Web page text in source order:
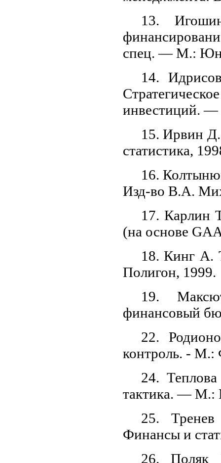
13.
спец. — М.:
14.
инвестиций.
15. Ирвин
статистика,
16.
Изд-во В.А.
17. Карлин
(на основе
18. Кинг А.
Полигон, 1999.
19.
финансовый
22.
контроль. -
24.
тактика. — М.:
25.
Финансы и
26. Поляк